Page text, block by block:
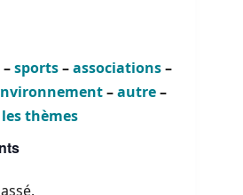
–sports–associations–
–autre–
thèmes